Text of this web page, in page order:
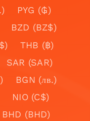
PYG (₲)
BZD (BZ$)
THB (฿)
SAR (SAR)
BGN (лв.)
NIO (C$)
BHD (BHD)